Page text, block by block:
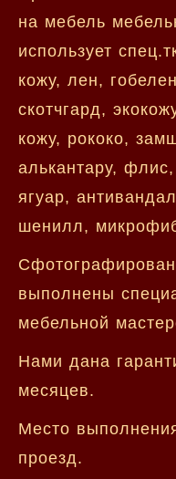
на мебель
использует
кожу, лен,
скотчгард,
кожу, рококо,
алькантару,
ягуар,
шенилл,
выполнены
мебельной
Нами дана
месяцев.
Место
проезд.